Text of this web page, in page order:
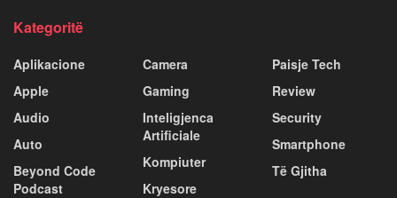
Kategoritë
Aplikacione
Apple
Audio
Auto
Beyond Code
Podcast
Camera
Gaming
Inteligjenca
Artificiale
Kompiuter
Kryesore
Paisje Tech
Review
Security
Smartphone
Të Gjitha